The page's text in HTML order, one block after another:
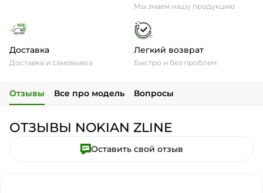
Мы знаем нашу продукцию
Доставка
Доставка и самовывоз
Легкий возврат
Быстро и без проблем
Отзывы Все про модель Вопросы
ОТЗЫВЫ NOKIAN ZLINE
Оставить свой отзыв